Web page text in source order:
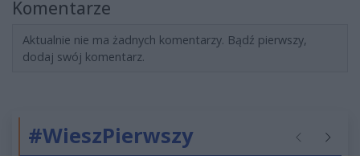
Komentarze
Aktualnie nie ma żadnych komentarzy. Bądź pierwszy,
dodaj swój komentarz.
#WieszPierwszy Poprzednie